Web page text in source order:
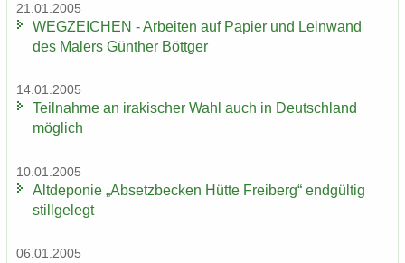
21.01.2005
WEG­ZEI­CHEN - Ar­bei­ten auf Pa­pier und Lein­wand
des Ma­lers Gün­ther Bött­ger
14.01.2005
Teil­nah­me an ira­ki­scher Wahl auch in Deutsch­land
mög­lich
10.01.2005
Alt­de­po­nie „Ab­setz­be­cken Hütte Frei­berg“ end­gül­tig
still­ge­legt
06.01.2005